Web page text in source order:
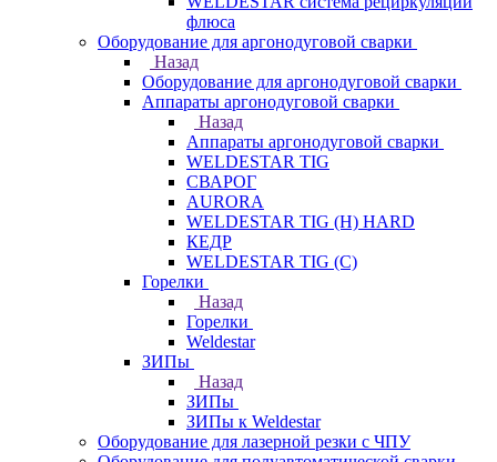
флюса
Оборудование для аргонодуговой сварки
Назад
Оборудование для аргонодуговой сварки
Аппараты аргонодуговой сварки
Назад
Аппараты аргонодуговой сварки
WELDESTAR TIG
СВАРОГ
AURORA
WELDESTAR TIG (H) HARD
КЕДР
WELDESTAR TIG (С)
Горелки
Назад
Горелки
Weldestar
ЗИПы
Назад
ЗИПы
ЗИПы к Weldestar
Оборудование для лазерной резки с ЧПУ